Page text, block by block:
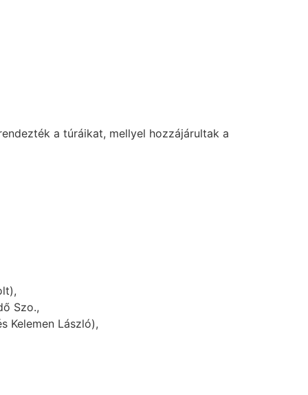
a túráikat, mellyel hozzájárultak a
Szo.,
Kelemen László),